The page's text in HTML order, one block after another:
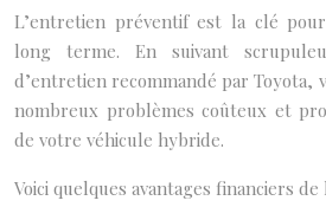
L’entretien préventif est la clé
long terme. En suivant
d’entretien recommandé par Toyota,
nombreux problèmes coûteux et
de votre véhicule hybride.
Voici quelques avantages financiers